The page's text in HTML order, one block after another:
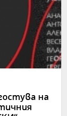
на